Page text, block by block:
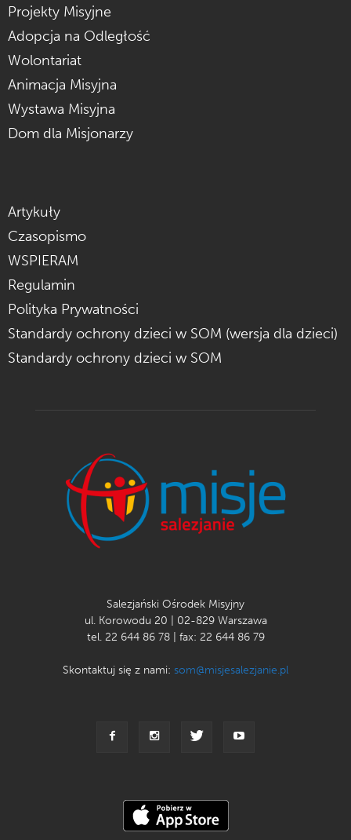
Projekty Misyjne
Adopcja na Odległość
Wolontariat
Animacja Misyjna
Wystawa Misyjna
Dom dla Misjonarzy
Artykuły
Czasopismo
WSPIERAM
Regulamin
Polityka Prywatności
Standardy ochrony dzieci w SOM (wersja dla dzieci)
Standardy ochrony dzieci w SOM
Salezjański Ośrodek Misyjny
ul. Korowodu 20 | 02-829 Warszawa
tel. 22 644 86 78 | fax: 22 644 86 79
Skontaktuj się z nami: som@misjesalezjanie.pl